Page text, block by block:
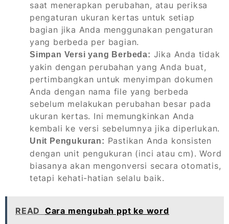
saat menerapkan perubahan, atau periksa
pengaturan ukuran kertas untuk setiap
bagian jika Anda menggunakan pengaturan
yang berbeda per bagian.
Simpan Versi yang Berbeda: Jika Anda tidak
yakin dengan perubahan yang Anda buat,
pertimbangkan untuk menyimpan dokumen
Anda dengan nama file yang berbeda
sebelum melakukan perubahan besar pada
ukuran kertas. Ini memungkinkan Anda
kembali ke versi sebelumnya jika diperlukan.
Unit Pengukuran: Pastikan Anda konsisten
dengan unit pengukuran (inci atau cm). Word
biasanya akan mengonversi secara otomatis,
tetapi kehati-hatian selalu baik.
READ Cara mengubah ppt ke word